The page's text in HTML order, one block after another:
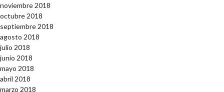
noviembre 2018
octubre 2018
septiembre 2018
agosto 2018
julio 2018
junio 2018
mayo 2018
abril 2018
marzo 2018